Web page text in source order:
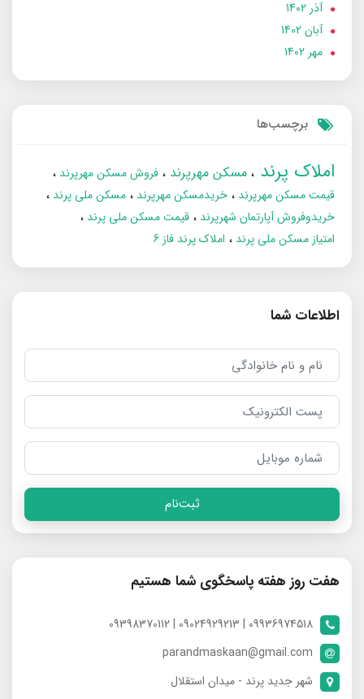
آذر 1402
آبان 1402
مهر 1402
برچسب‌ها
املاک پرند مسکن مهرپرند
فروش مسکن مهرپرند
قیمت مسکن مهرپرند
خریدمسکن مهرپرند
مسکن ملی پرند
خریدوفروش آپارتمان شهرپرند
قیمت مسکن ملی پرند
امتیاز مسکن ملی پرند
املاک پرند فاز 6
اطلاعات شما
ثبت‌نام
هفت روز هفته پاسخگوی شما هستیم
09936974518 | 09024929213 | 09398370112
parandmaskaan@gmail.com
شهر جدید پرند - میدان استقلال